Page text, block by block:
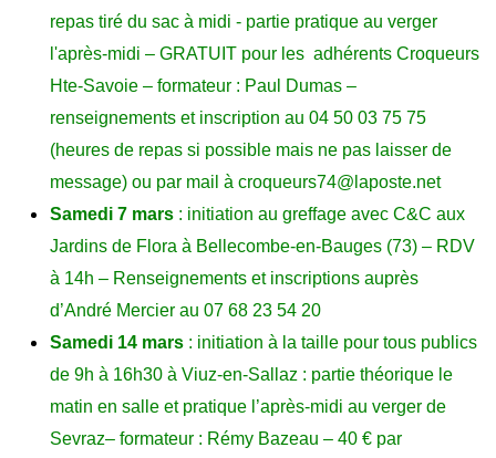
repas tiré du sac à midi - partie pratique au verger
l'après-midi – GRATUIT pour les adhérents Croqueurs
Hte-Savoie – formateur : Paul Dumas –
renseignements et inscription au 04 50 03 75 75
(heures de repas si possible mais ne pas laisser de
message) ou par mail à croqueurs74@ laposte.net
Samedi 7 mars : initiation au greffage avec C&C aux
Jardins de Flora à Bellecombe-en-Bauges (73) – RDV
à 14h – Renseignements et inscriptions auprès
d’André Mercier au 07 68 23 54 20
Samedi 14 mars : initiation à la taille pour tous publics
de 9h à 16h30 à Viuz-en-Sallaz : partie théorique le
matin en salle et pratique l’après-midi au verger de
Sevraz– formateur : Rémy Bazeau – 40 € par